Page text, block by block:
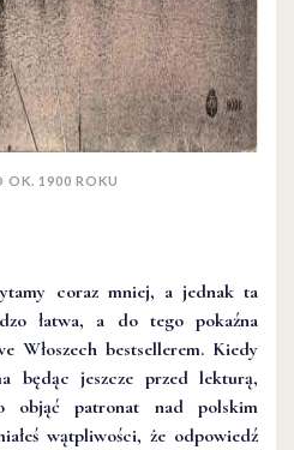
OK. 1900 ROKU
coraz mniej, a jednak ta
łatwa, a do tego pokaźna
Włoszech bestsellerem. Kiedy
będąc jeszcze przed lekturą,
objąć patronat nad polskim
wątpliwości, że odpowiedź